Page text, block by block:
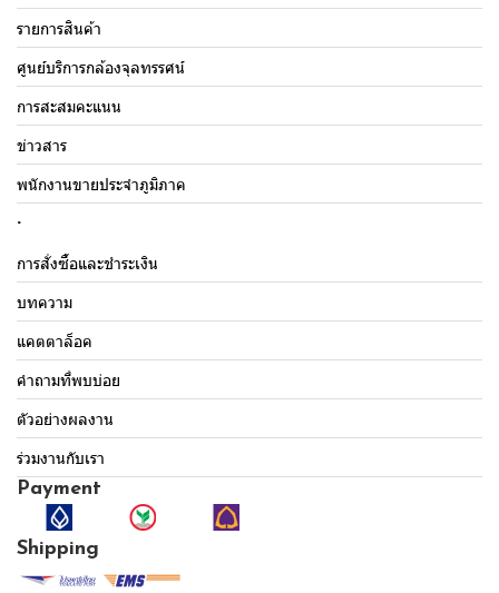
รายการสินค้า
ศูนย์บริการกล้องจุลทรรศน์
การสะสมคะแนน
ข่าวสาร
พนักงานขายประจำภูมิภาค
.
การสั่งซื้อและชำระเงิน
บทความ
แคตตาล็อค
คำถามที่พบบ่อย
ตัวอย่างผลงาน
ร่วมงานกับเรา
Payment
Shipping